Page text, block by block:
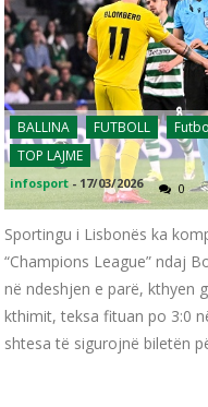
BALLINA FUTBOLL
TOP LAJME
infosport - 17/03/2026 0
Sportingu i Lisbonës ka
“Champions League” ndaj
në ndeshjen e parë, kthyen
kthimit, teksa fituan po 3:0
shtesa të sigurojnë biletën